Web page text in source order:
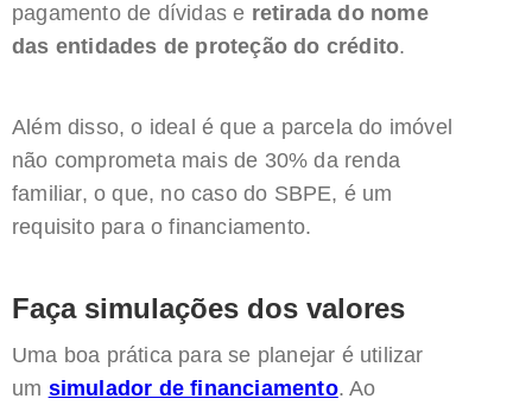
pagamento de dívidas e retirada do nome
das entidades de proteção do crédito.
Além disso, o ideal é que a parcela do imóvel
não comprometa mais de 30% da renda
familiar, o que, no caso do SBPE, é um
requisito para o financiamento.
Faça simulações dos valores
Uma boa prática para se planejar é utilizar
um simulador de financiamento. Ao